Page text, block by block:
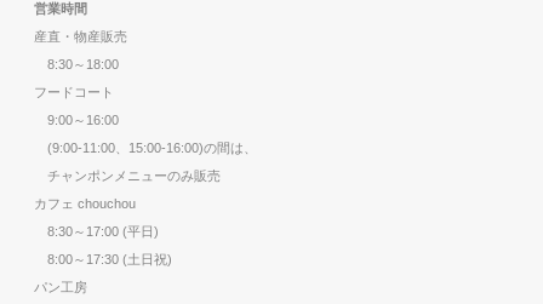
営業時間
産直・物産販売
8:30～18:00
フードコート
9:00～16:00
(9:00-11:00、15:00-16:00)の間は、
チャンポンメニューのみ販売
カフェ chouchou
8:30～17:00 (平日)
8:00～17:30 (土日祝)
パン工房